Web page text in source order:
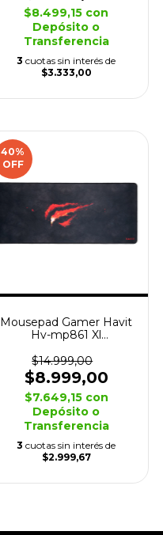
$8.499,15 con
Depósito o
Transferencia
3 cuotas sin interés de
$3.333,00
40%
OFF
Mousepad Gamer Havit
Hv-mp861 Xl
$14.999,00
$8.999,00
$7.649,15 con
Depósito o
Transferencia
3 cuotas sin interés de
$2.999,67